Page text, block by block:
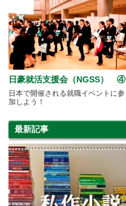
日豪就活支援会（NGSS） ④
日本で開催される就職イベントに参
加しよう！
最新記事